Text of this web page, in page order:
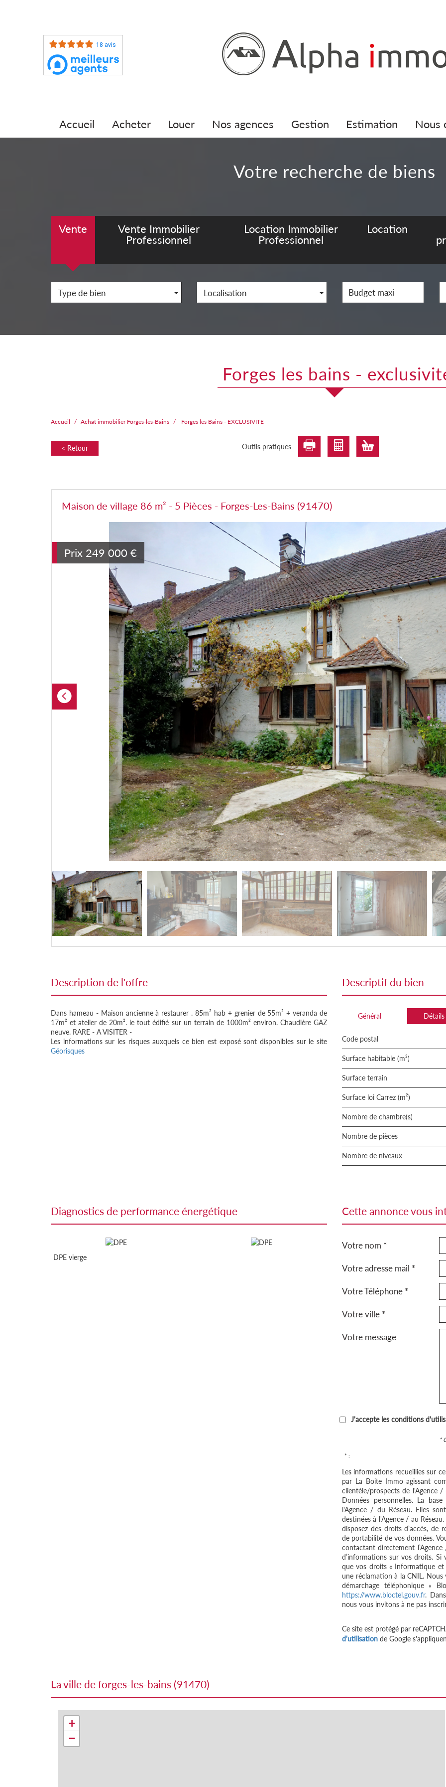
18 avis
accueil acheter louer nos agences gestion estimation
votre recherche de biens
Vente
Vente Immobilier
Professionnel
Location Immobilier
Professionnel
Location
Type de bien Localisation
forges les bains -
Accueil Achat immobilier Forges-les-Bains Forges les Bains - EXCLUSIVITE
< Retour Outils pratiques
Maison de village 86 m² - 5 Pièces - Forges-Les-Bains (91470)
Prix 249 000 €
description de l'offre
Dans hameau - Maison ancienne à restaurer . 85m² hab + grenier de 55m² + veranda de
17m² et atelier de 20m². le tout édifié sur un terrain de 1000m² environ. Chaudière GAZ
neuve. RARE - A VISITER -
Les informations sur les risques auxquels ce bien est exposé sont disponibles sur le site
Géorisques
descriptif du bien
Général
Code postal
Surface habitable (m²)
surface terrain
Surface loi Carrez (m²)
Nombre de chambre(s)
Nombre de pièces
Nombre de niveaux
diagnostics de performance énergétique
DPE vierge
cette annonce vous
Votre nom *
Votre adresse mail *
Votre Téléphone *
Votre ville *
Votre message
J'accepte les conditions
*
* :
Les informations recueillies sur
par La Boite Immo agissant
clientèle/prospects de l'Agence
Données personnelles. La
l'Agence / du Réseau. Elles
destinées à l'Agence / au
disposez des droits d’accès, de
de portabilité de vos données.
contactant directement
d’informations sur vos droits. Si
que vos droits « Informatique et
une réclamation à la CNIL.
démarchage téléphonique «
https://www.bloctel.gouv.fr.
nous vous invitons à ne pas
Ce site est protégé par
d'utilisation de Google
la ville de forges-les-bains (91470)
+
−